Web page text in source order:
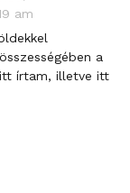
am
a
írtam, illetve itt